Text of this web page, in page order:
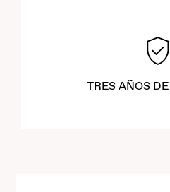
TRES AÑOS